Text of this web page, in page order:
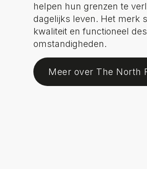
helpen hun grenzen te
dagelijks leven. Het merk
kwaliteit en functioneel
omstandigheden.
Meer over The North